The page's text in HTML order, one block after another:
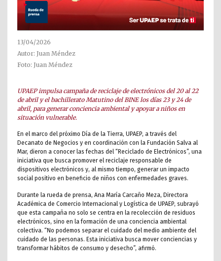
13/04/2026
Autor: Juan Méndez
Foto: Juan Méndez
UPAEP impulsa campaña de reciclaje de electrónicos del 20 al 22
de abril y el bachillerato Matutino del BINE los días 23 y 24 de
abril, para generar conciencia ambiental y apoyar a niños en
situación vulnerable.
En el marco del próximo Día de la Tierra, UPAEP, a través del
Decanato de Negocios y en coordinación con la Fundación Salva al
Mar, dieron a conocer las fechas del “Reciclado de Electrónicos”, una
iniciativa que busca promover el reciclaje responsable de
dispositivos electrónicos y, al mismo tiempo, generar un impacto
social positivo en beneficio de niños con enfermedades graves.
Durante la rueda de prensa, Ana María Carcaño Meza, Directora
Académica de Comercio Internacional y Logística de UPAEP, subrayó
que esta campaña no solo se centra en la recolección de residuos
electrónicos, sino en la formación de una conciencia ambiental
colectiva. “No podemos separar el cuidado del medio ambiente del
cuidado de las personas. Esta iniciativa busca mover conciencias y
transformar hábitos de consumo y desecho”, afirmó.